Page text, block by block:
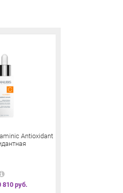
Antioxidant
810 руб.